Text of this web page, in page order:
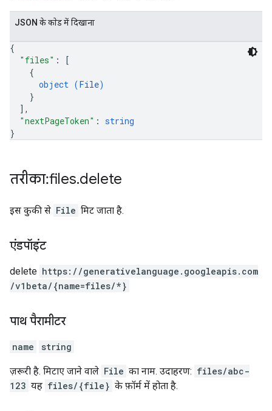
JSON के काेड में दिखाना
{
"files" :
[
{
object (File)
}
] ,
"nextPageToken" : string
}
तरीका: files.delete
इस कुकी से File मिट जाता है.
एंडपॉइंट
delete https: / /generativelanguage.googleapis.com
/v1beta/{name=files/*}
पाथ पैरामीटर
name string
ज़रूरी है. मिटाए जाने वाले File का नाम. उदाहरण: files/abc-
123 यह files/{file} के फ़ॉर्म में होता है.